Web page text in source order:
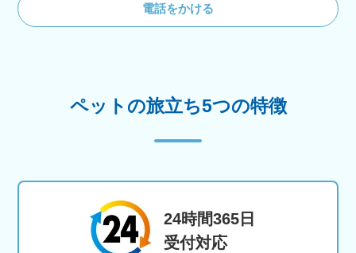
電話をかける
ペットの旅立ち5つの特徴
24時間365日
受付対応